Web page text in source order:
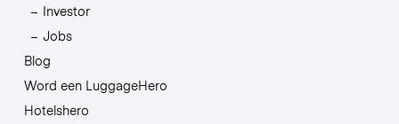
Investor
Jobs
Blog
Word een LuggageHero
Hotelshero